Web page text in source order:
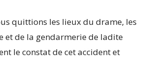
quittions les lieux du drame, les
et de la gendarmerie de ladite
le constat de cet accident et